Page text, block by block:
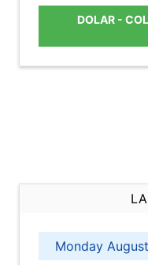
DOLAR -
Monday